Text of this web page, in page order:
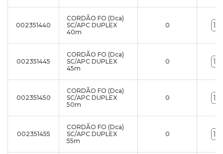
002351440
CORDÃO FO (Dca)
SC/APC DUPLEX
40m
0
002351445
CORDÃO FO (Dca)
SC/APC DUPLEX
45m
0
002351450
CORDÃO FO (Dca)
SC/APC DUPLEX
50m
0
002351455
CORDÃO FO (Dca)
SC/APC DUPLEX
55m
0